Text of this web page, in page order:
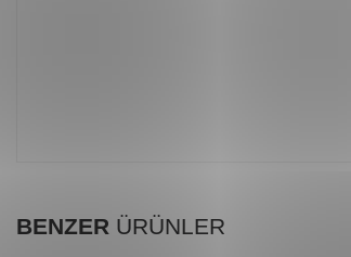
BENZER ÜRÜNLER